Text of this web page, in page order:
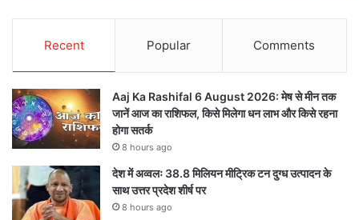
Recent Popular Comments
Aaj Ka Rashifal 6 August 2026: मेष से मीन तक
जानें आज का राशिफल, किसे मिलेगा धन लाभ और किसे रहना
होगा सतर्क
8 hours ago
देश में अव्वलः 38.8 मिलियन मीट्रिक टन दुग्ध उत्पादन के
साथ उत्तर प्रदेश शीर्ष पर
8 hours ago